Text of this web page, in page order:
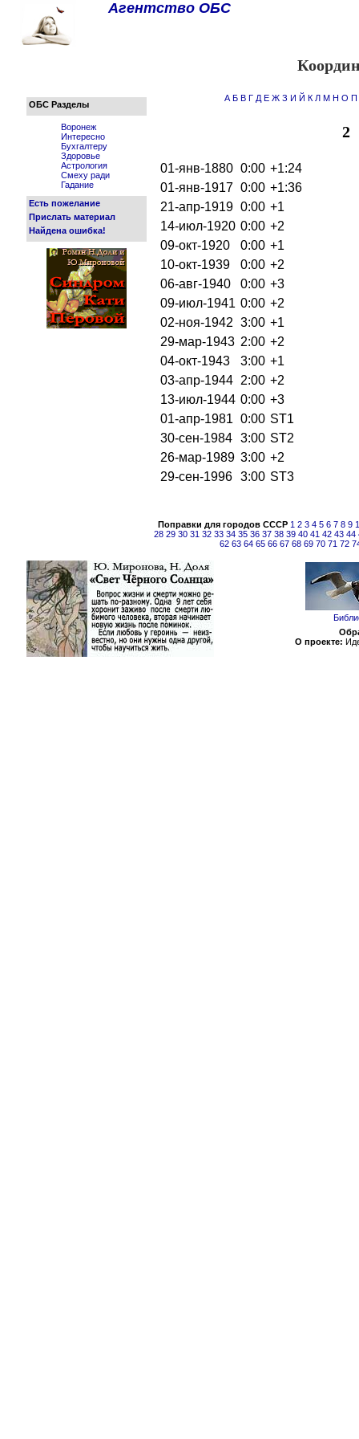
Агентство ОБС
ОБС Разделы
Воронеж
Интересно
Бухгалтеру
Здоровье
Астрология
Смеху ради
Гадание
Есть пожелание
Прислать материал
Найдена ошибка!
А Б В Г Д Е Ж З И Й К Л М Н О П
2
01-янв-1880 0:00 +1:24
01-янв-1917 0:00 +1:36
21-апр-1919 0:00 +1
14-июл-1920 0:00 +2
09-окт-1920
0:00 +1
10-окт-1939
0:00 +2
06-авг-1940
0:00 +3
09-июл-1941 0:00 +2
02-ноя-1942 3:00 +1
29-мар-1943 2:00 +2
04-окт-1943
3:00 +1
03-апр-1944
2:00 +2
13-июл-1944 0:00 +3
01-апр-1981 0:00 ST1
30-сен-1984
3:00 ST2
26-мар-1989 3:00 +2
29-сен-1996
3:00 ST3
Поправки для городов СССР 1 2 3 4 5 6 7 8 9
28 29 30 31 32 33 34 35 36 37 38 39 40 41 42 43 44
62 63 64 65 66 67 68 69 70 71 72
О проекте: